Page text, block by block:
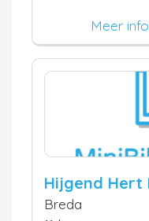
Meer
Hijgend Hert
Breda